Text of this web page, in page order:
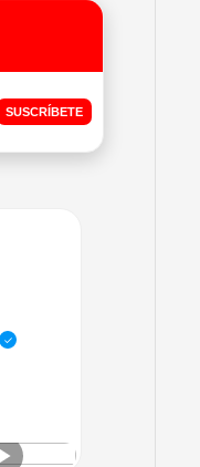
SUSCRÍBETE
✓